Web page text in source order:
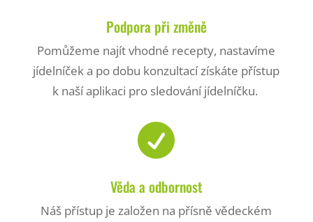
Podpora při změně
Pomůžeme najít vhodné recepty, nastavíme
jídelníček a po dobu konzultací získáte přístup
k naší aplikaci pro sledování jídelníčku.

Věda a odbornost
Náš přístup je založen na přísně vědeckém